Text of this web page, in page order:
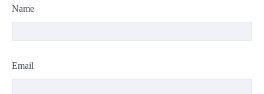
Name
Email